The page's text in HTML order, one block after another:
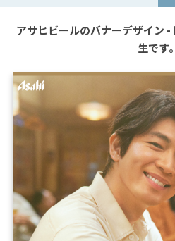
アサヒビールのバナーデザイン
生です。